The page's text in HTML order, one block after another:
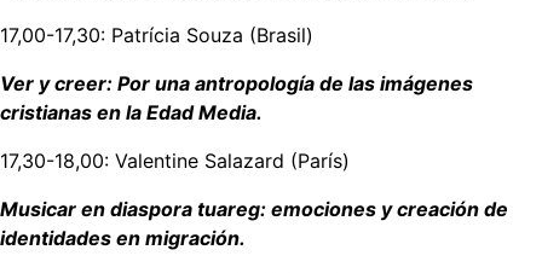
17,00-17,30: Patrícia Souza (Brasil)
Ver y creer: Por una antropología de las imágenes
cristianas en la Edad Media.
17,30-18,00: Valentine Salazard (París)
Musicar en diaspora tuareg: emociones y creación de
identidades en migración.